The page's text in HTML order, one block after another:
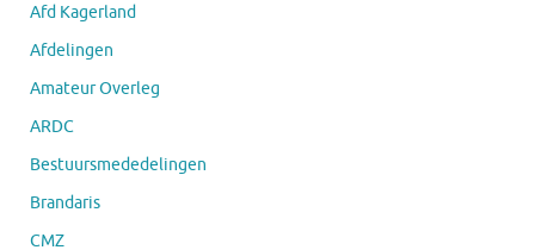
Afd Kagerland
Afdelingen
Amateur Overleg
ARDC
Bestuursmededelingen
Brandaris
CMZ